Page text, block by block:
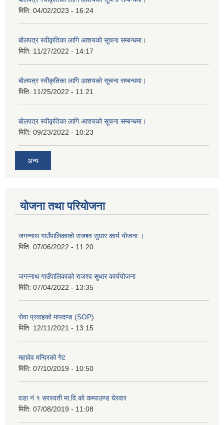
मिति: 04/02/2023 - 16:24
बोलपत्र स्वीकृतिका लागि आशयको सूचना सम्बन्धमा।
मिति: 11/27/2022 - 14:17
बोलपत्र स्वीकृतिका लागि आशयको सूचना सम्बन्धमा।
मिति: 11/25/2022 - 11:21
बोलपत्र स्वीकृतिका लागि आशयको सूचना सम्बन्धमा।
मिति: 09/23/2022 - 10:23
अन्य
योजना तथा परियोजना
जगन्नाथ गाउँपालिकाको राजश्व सुधार कार्य योजना ।
मिति: 07/06/2022 - 11:20
जगन्नाथ गाउँपालिकाको राजश्व सुधार कार्ययोजना
मिति: 07/04/2022 - 13:35
सेवा प्रवाहको मापदण्ड (SOP)
मिति: 12/11/2021 - 13:15
महादेव मन्दिरको गेट
मिति: 07/10/2019 - 10:50
वडा नं १ सरस्वती मा.वि.काे कम्पाउण्ड घेरवार
मिति: 07/08/2019 - 11:08